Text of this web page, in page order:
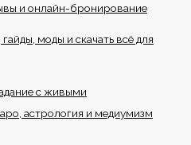
и онлайн-бронирование
моды и скачать всё для
с живыми
астрология и медиумизм